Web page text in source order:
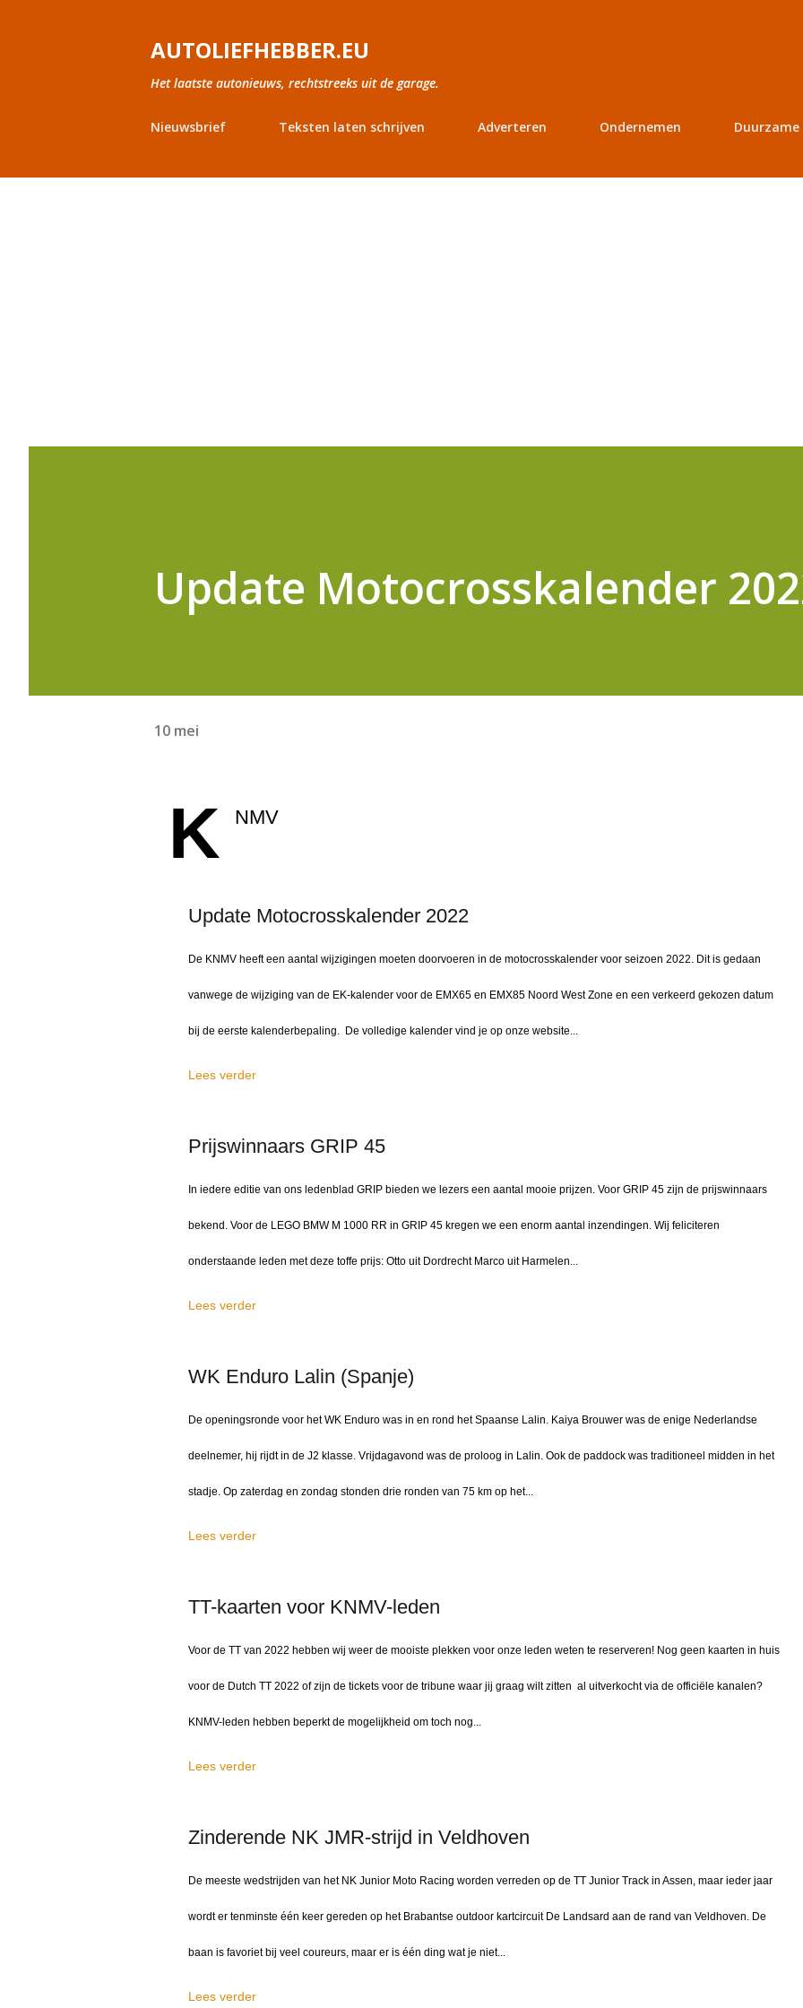
AUTOLIEFHEBBER.EU
Het laatste autonieuws, rechtstreeks uit de garage.
Nieuwsbrief Teksten laten schrijven Adverteren Ondernemen Duurzame
Update Motocrosskalender
10 mei
K NMV
Update Motocrosskalender 2022
De KNMV heeft een aantal wijzigingen moeten doorvoeren in de motocrosskalender voor seizoen 2022. Dit is gedaan
vanwege de wijziging van de EK-kalender voor de EMX65 en EMX85 Noord West Zone en een verkeerd gekozen datum
bij de eerste kalenderbepaling. De volledige kalender vind je op onze website...
Lees verder
Prijswinnaars GRIP 45
In iedere editie van ons ledenblad GRIP bieden we lezers een aantal mooie prijzen. Voor GRIP 45 zijn de prijswinnaars
bekend. Voor de LEGO BMW M 1000 RR in GRIP 45 kregen we een enorm aantal inzendingen. Wij feliciteren
onderstaande leden met deze toffe prijs: Otto uit Dordrecht Marco uit Harmelen...
Lees verder
WK Enduro Lalin (Spanje)
De openingsronde voor het WK Enduro was in en rond het Spaanse Lalin. Kaiya Brouwer was de enige Nederlandse
deelnemer, hij rijdt in de J2 klasse. Vrijdagavond was de proloog in Lalin. Ook de paddock was traditioneel midden in het
stadje. Op zaterdag en zondag stonden drie ronden van 75 km op het...
Lees verder
TT-kaarten voor KNMV-leden
Voor de TT van 2022 hebben wij weer de mooiste plekken voor onze leden weten te reserveren! Nog geen kaarten in huis
voor de Dutch TT 2022 of zijn de tickets voor de tribune waar jij graag wilt zitten al uitverkocht via de officiële kanalen?
KNMV-leden hebben beperkt de mogelijkheid om toch nog...
Lees verder
Zinderende NK JMR-strijd in Veldhoven
De meeste wedstrijden van het NK Junior Moto Racing worden verreden op de TT Junior Track in Assen, maar ieder jaar
wordt er tenminste één keer gereden op het Brabantse outdoor kartcircuit De Landsard aan de rand van Veldhoven. De
baan is favoriet bij veel coureurs, maar er is één ding wat je niet...
Lees verder